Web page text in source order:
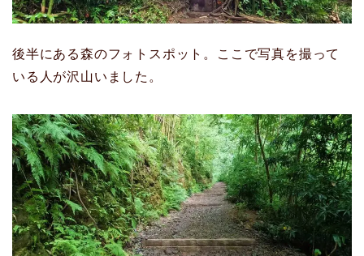
後半にある森のフォトスポット。ここで写真を撮って
いる人が沢山いました。